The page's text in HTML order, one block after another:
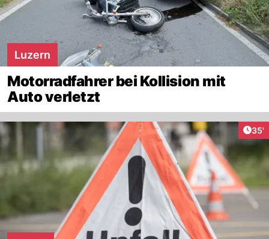
Luzern
Motorradfahrer bei Kollision mit
Auto verletzt
35'